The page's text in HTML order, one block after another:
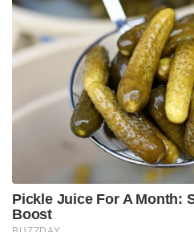
Pickle Juice For A Month:
Boost